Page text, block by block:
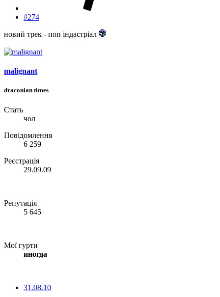
#274
новий трек - поп індастріал
malignant
draconian times
Стать
чол
Повідомлення
6 259
Реєстрація
29.09.09
Репутація
5 645
Мої гурти
иногда
31.08.10